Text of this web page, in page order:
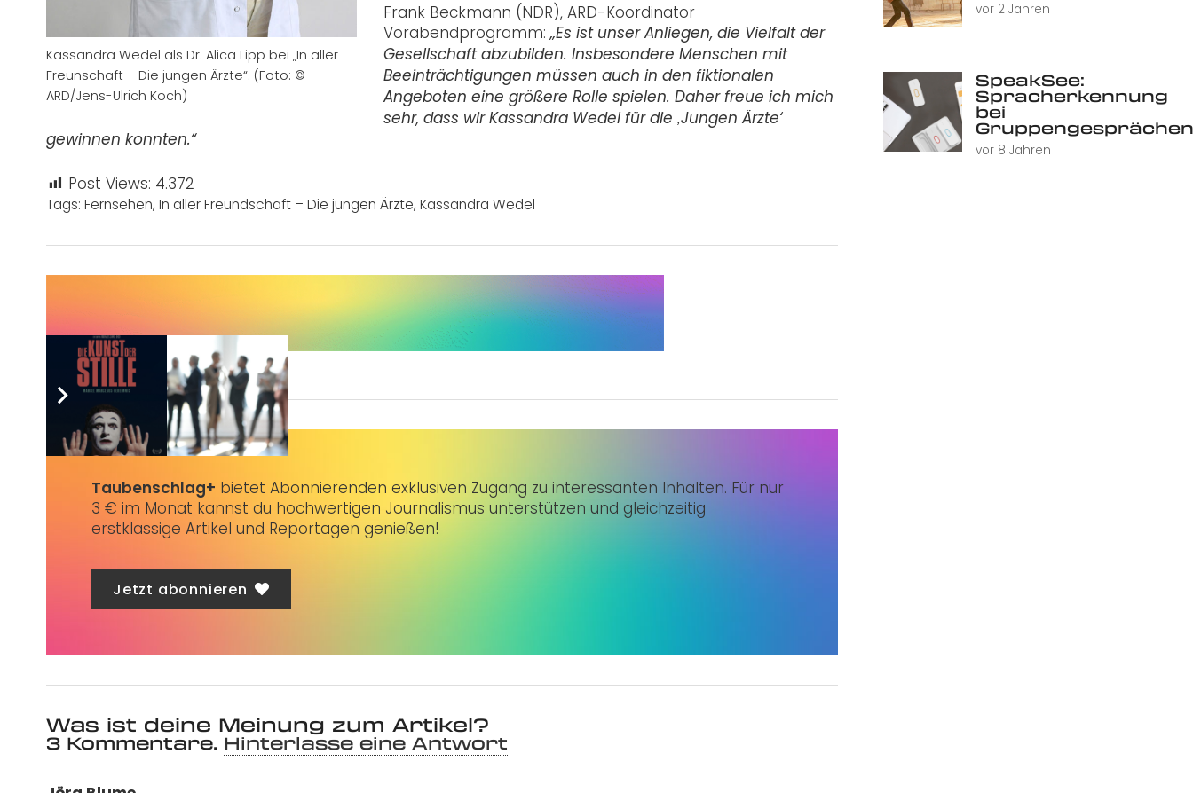
Kassandra Wedel als Dr. Alica Lipp bei „In aller
Freunschaft – Die jungen Ärzte“. (Foto: ©
ARD/Jens-Ulrich Koch)
Frank Beckmann (NDR), ARD-Koordinator
Vorabendprogramm:„Es ist unser Anliegen, die Vielfalt der
Gesellschaft abzubilden. Insbesondere Menschen mit
Beeinträchtigungen müssen auch in den fiktionalen
Angeboten eine größere Rolle spielen. Daher freue ich mich
sehr, dass wir Kassandra Wedel für die ‚Jungen Ärzte‘
gewinnen konnten.“
Post Views: 4.372
Tags: Fernsehen, In aller Freundschaft – Die jungen Ärzte, Kassandra Wedel
Sie wünschen sich auch eine Werbeanzeige?
Taubenschlag+ bietet Abonnierenden exklusiven Zugang zu interessanten Inhalten. Für nur
3 € im Monat kannst du hochwertigen Journalismus unterstützen und gleichzeitig
erstklassige Artikel und Reportagen genießen!
Jetzt abonnieren
Was ist deine Meinung zum Artikel?
3 Kommentare. Hinterlasse eine Antwort
vor 2 Jahren
SpeakSee:
Spracherkennung
bei
Gruppengesprächen
vor 8 Jahren